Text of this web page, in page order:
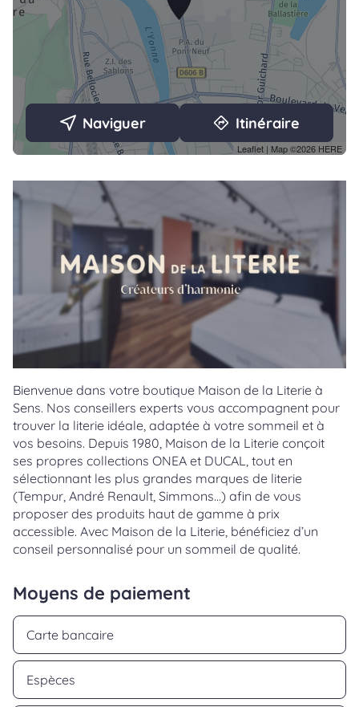
Leaflet | Map ©2026 HERE
Naviguer Itinéraire
Bienvenue dans votre boutique Maison de la Literie à
Sens. Nos conseillers experts vous accompagnent pour
trouver la literie idéale, adaptée à votre sommeil et à
vos besoins. Depuis 1980, Maison de la Literie conçoit
ses propres collections ONEA et DUCAL, tout en
sélectionnant les plus grandes marques de literie
(Tempur, André Renault, Simmons…) afin de vous
proposer des produits haut de gamme à prix
accessible. Avec Maison de la Literie, bénéficiez d’un
conseil personnalisé pour un sommeil de qualité.
Moyens de paiement
Carte bancaire
Espèces